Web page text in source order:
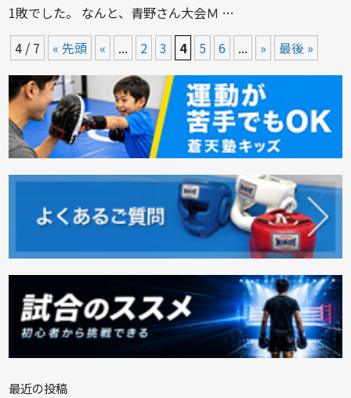
1敗でした。 なんと、青野さん大会Ｍ …
4 / 7
« 先頭 « ... 2 3 4 5 6 ... » 最後 »
最近の投稿